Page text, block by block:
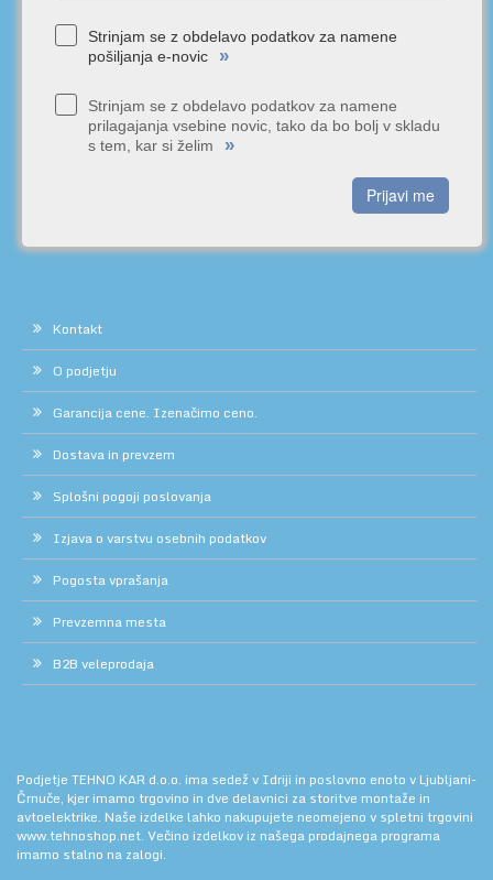
Strinjam se z obdelavo podatkov za namene
pošiljanja e-novic
»
Strinjam se z obdelavo podatkov za namene
prilagajanja vsebine novic, tako da bo bolj v skladu
s tem, kar si želim
»
Prijavi me
Kontakt
O podjetju
Garancija cene. Izenačimo ceno.
Dostava in prevzem
Splošni pogoji poslovanja
Izjava o varstvu osebnih podatkov
Pogosta vprašanja
Prevzemna mesta
B2B veleprodaja
Podjetje TEHNO KAR d.o.o. ima sedež v Idriji in poslovno enoto v Ljubljani-
Črnuče, kjer imamo trgovino in dve delavnici za storitve montaže in
avtoelektrike. Naše izdelke lahko nakupujete neomejeno v spletni trgovini
www.tehnoshop.net. Večino izdelkov iz našega prodajnega programa
imamo stalno na zalogi.